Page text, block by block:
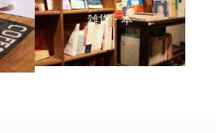
雑貨・本